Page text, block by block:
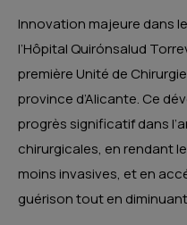
Innovation majeure dans
l’Hôpital Quirónsalud
première Unité de
province d’Alicante. Ce
progrès significatif dans
chirurgicales, en rendant
moins invasives, et en
guérison tout en